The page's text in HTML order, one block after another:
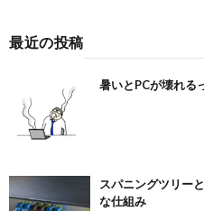
最近の投稿
暑いとPCが壊れる
スパニングツリー
な仕組み